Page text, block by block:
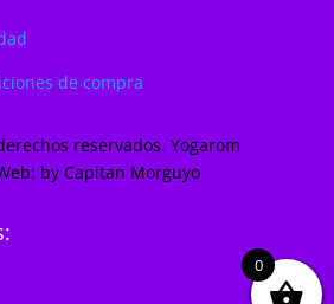
de compra
reservados. Yogarom
by Capitan Morguyo
0